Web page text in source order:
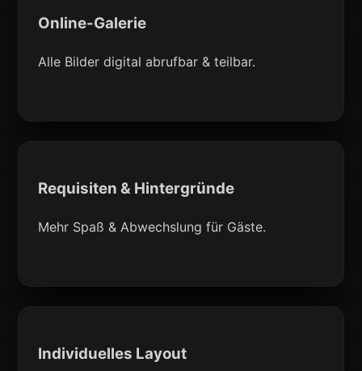
Online-Galerie
Alle Bilder digital abrufbar & teilbar.
Requisiten & Hintergründe
Mehr Spaß & Abwechslung für Gäste.
Individuelles Layout